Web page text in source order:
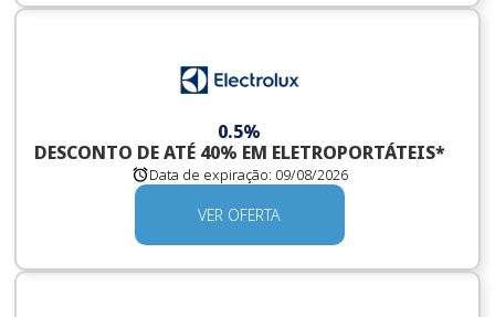
0.5%
DESCONTO DE ATÉ 40% EM ELETROPORTÁTEIS*
Data de expiração: 09/08/2026
VER OFERTA